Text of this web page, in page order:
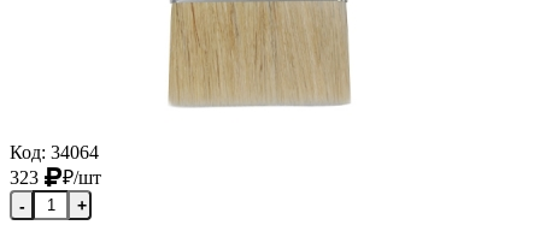
Код: 34064
323
₽/шт
- +